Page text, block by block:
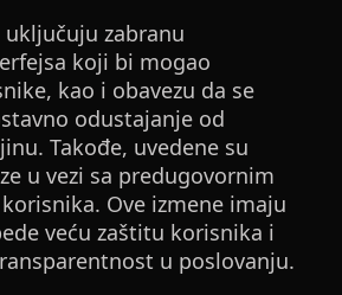
zabranu
koji bi mogao
kao i obavezu da se
odustajanje od
Takođe, uvedene su
u vezi sa predugovornim
Ove izmene imaju
veću zaštitu korisnika i
u poslovanju.